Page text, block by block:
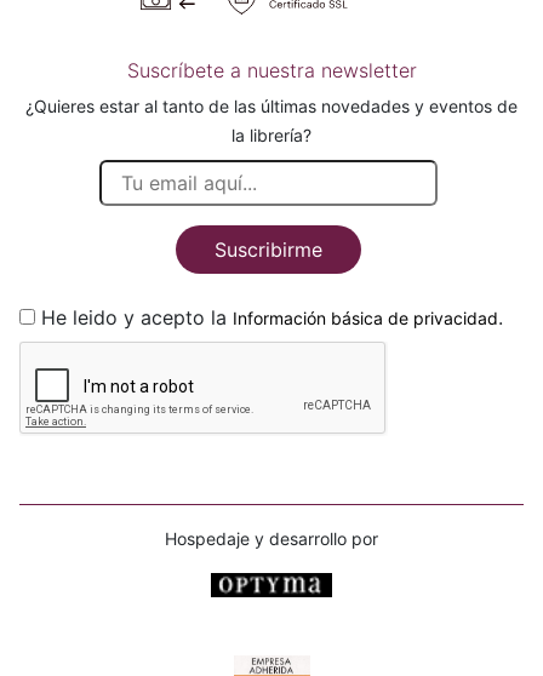
Suscríbete a nuestra newsletter
¿Quieres estar al tanto de las últimas novedades y eventos de
la librería?
Suscribirme
He leido y acepto la Información básica de privacidad.
Hospedaje y desarrollo por